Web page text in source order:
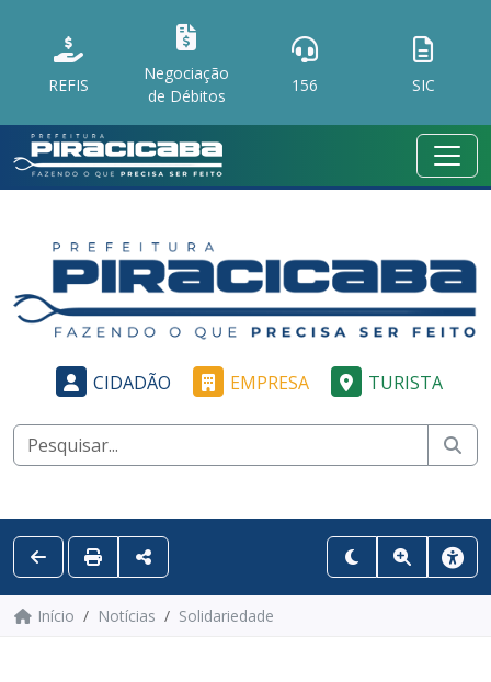
REFIS
Negociação
de Débitos
156 SIC
CIDADÃO EMPRESA TURISTA
Início Notícias Solidariedade